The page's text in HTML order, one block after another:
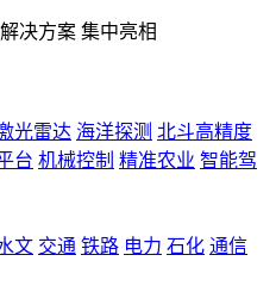
决方案 集中亮相
光雷达 海洋探测 北斗高精度
台 机械控制 精准农业 智能驾
文 交通 铁路 电力 石化 通信